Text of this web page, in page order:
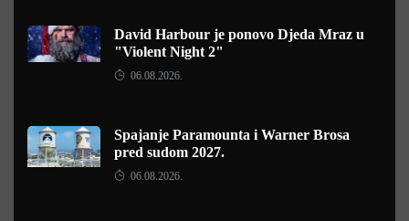
David Harbour je ponovo Djeda Mraz u
"Violent Night 2"
06.08.2026.
Spajanje Paramounta i Warner Brosa
pred sudom 2027.
06.08.2026.